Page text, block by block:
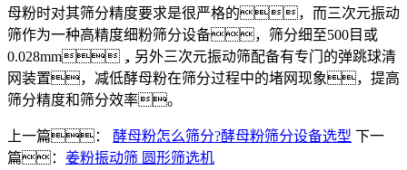
母粉时对其筛分精度要求是很严格的，而三次元振动
筛作为一种高精度细粉筛分设备，筛分细至500目或
0.028mm，另外三次元振动筛配备有专门的弹跳球清
网装置，减低酵母粉在筛分过程中的堵网现象，提高
筛分精度和筛分效率。
上一篇： 酵母粉怎么筛分?酵母粉筛分设备选型 下一
篇： 姜粉振动筛 圆形筛选机